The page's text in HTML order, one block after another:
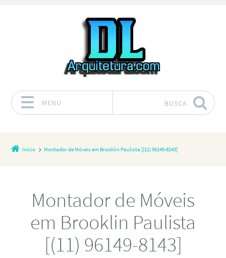
MENU BUSCA
Início Montador de Móveis em Brooklin Paulista [(11) 96149-8143]
Montador de Móveis
em Brooklin Paulista
[(11) 96149-8143]